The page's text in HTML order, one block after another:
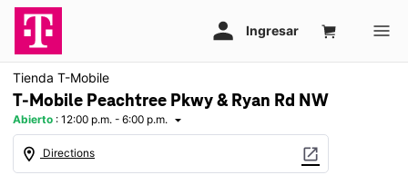
Tienda T-Mobile
T-Mobile Peachtree Pkwy & Ryan Rd NW
Abierto : 12:00 p.m. - 6:00 p.m. arrow_drop_down
location_on Directions open_in_new